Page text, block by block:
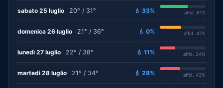
sabato 25 luglio 20° / 31° 💧 33% affid. 61%
domenica 26 luglio 21° / 36° 💧 0% affid. 47%
lunedì 27 luglio 22° / 38° 💧 11% affid. 34%
martedì 28 luglio 21° / 34° 💧 28% affid. 43%